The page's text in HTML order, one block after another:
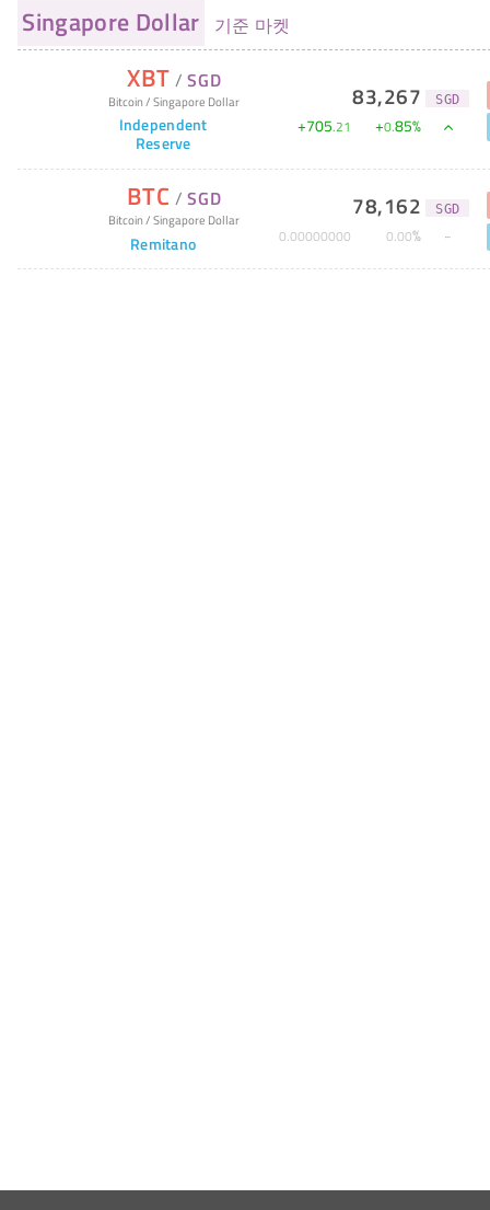
Singapore Dollar 기준 마켓
XBT /SGD
Bitcoin/Singapore Dollar
Independent
Reserve
83,267 SGD
+705.21 +0.85%
BTC /SGD
Bitcoin/Singapore Dollar
Remitano
78,162 SGD
0.00000000 0.00%